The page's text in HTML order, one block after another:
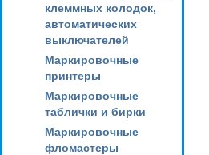
клеммных колодок,
автоматических
выключателей
Маркировочные
принтеры
Маркировочные
таблички и бирки
Маркировочные
фломастеры